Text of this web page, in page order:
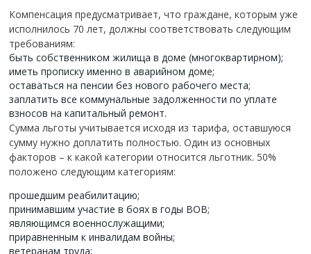
Компенсация предусматривает, что граждане, которым уже
исполнилось 70 лет, должны соответствовать следующим
требованиям:
быть собственником жилища в доме (многоквартирном);
иметь прописку именно в аварийном доме;
оставаться на пенсии без нового рабочего места;
заплатить все коммунальные задолженности по уплате
взносов на капитальный ремонт.
Сумма льготы учитывается исходя из тарифа, оставшуюся
сумму нужно доплатить полностью. Один из основных
факторов – к какой категории относится льготник. 50%
положено следующим категориям:
прошедшим реабилитацию;
принимавшим участие в боях в годы ВОВ;
являющимся военнослужащими;
приравненным к инвалидам войны;
ветеранам труда;